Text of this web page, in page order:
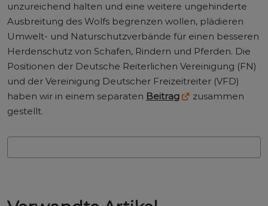
unzureichend halten und eine weitere ungehinderte
Ausbreitung des Wolfs begrenzen wollen, plädieren
Umwelt- und Naturschutzverbände für einen besseren
Herdenschutz von Schafen, Rindern und Pferden. Die
Positionen der Deutsche Reiterlichen Vereinigung (FN)
und der Vereinigung Deutscher Freizeitreiter (VFD)
haben wir in einem separaten Beitrag
zusammen
gestellt.